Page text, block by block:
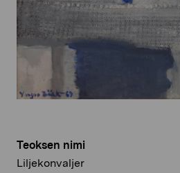
Teoksen nimi
Liljekonvaljer